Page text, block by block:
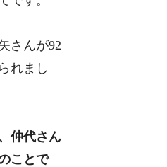
さんが92
れまし
仲代さん
ことで